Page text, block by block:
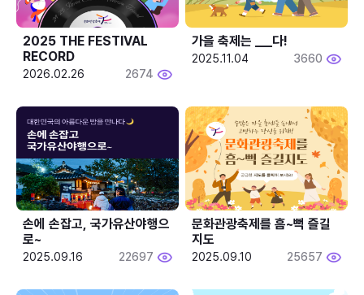
2025 THE FESTIVAL
RECORD
2026.02.26 2674
2025.11.04 3660
손에 손잡고, 국가유산야행으
로~
2025.09.16 22697
문화관광축제를 흠~뻑 즐길
지도
2025.09.10 25657